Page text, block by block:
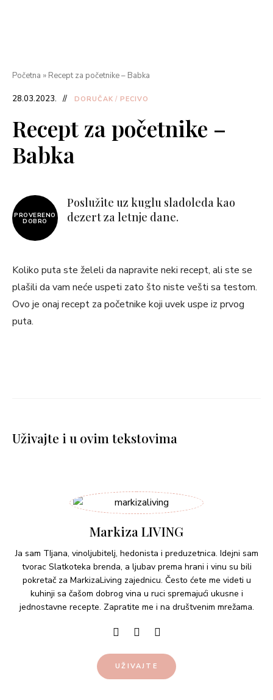
Početna » Recept za početnike – Babka
28.03.2023. DORUČAK / PECIVO
Recept za početnike –
Babka
PROVERENO
DOBRO
Poslužite uz kuglu sladoleda kao
dezert za letnje dane.
Koliko puta ste želeli da napravite neki recept, ali ste se
plašili da vam neće uspeti zato što niste vešti sa testom.
Ovo je onaj recept za početnike koji uvek uspe iz prvog
puta.
Uživajte i u ovim tekstovima
Markiza LIVING
Ja sam TIjana, vinoljubitelj, hedonista i preduzetnica. Idejni sam
tvorac Slatkoteka brenda, a ljubav prema hrani i vinu su bili
pokretač za MarkizaLiving zajednicu. Često ćete me videti u
kuhinji sa čašom dobrog vina u ruci spremajući ukusne i
jednostavne recepte. Zapratite me i na društvenim mrežama.
UŽIVAJTE